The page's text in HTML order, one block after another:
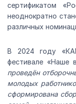
сертификатом
неоднократно
различных
В 2024 году
фестивале «Наше
проведён
молодых
сформирована